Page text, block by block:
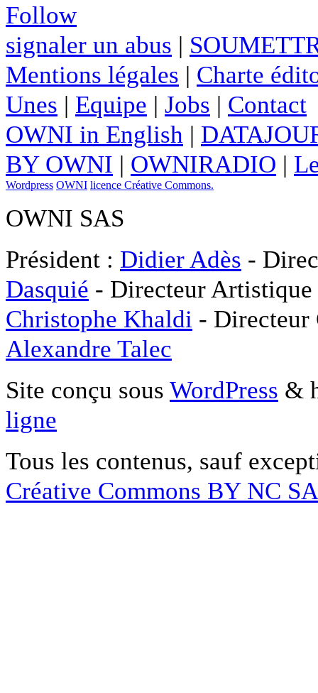
Follow
signaler un abus |
Mentions légales | Charte
Unes | Equipe | Jobs | Contact
OWNI in English |
BY OWNI | OWNIRADIO |
Wordpress OWNI licence Créative Commons.
OWNI SAS
Président : Didier Adès -
Dasquié - Directeur
Christophe Khaldi -
Alexandre Talec
Site conçu sous WordPress &
ligne
Tous les contenus, sauf
Créative Commons BY NC SA